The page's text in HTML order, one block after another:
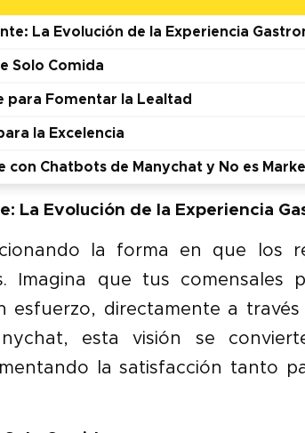
La Evolución de la Experiencia
Solo Comida
para Fomentar la Lealtad
la Excelencia
con Chatbots de Manychat y No es
La Evolución de la Experiencia
la forma en que los
Imagina que tus comensales
esfuerzo, directamente a través
esta visión se
la satisfacción tanto